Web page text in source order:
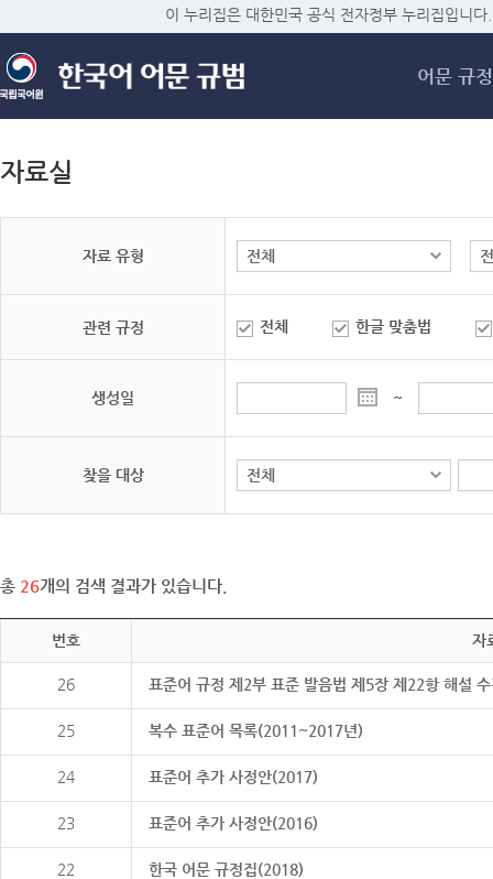
메
이 누리집은 대한민국 공식 전자정부 누리집입니다.
어문 규정
자료실
자료 유형
관련 규정 전체 한글 맞춤법
생성일 ~
찾을 대상
총 26개의 검색 결과가 있습니다.
번호 자
26 표준어 규정 제2부 표준 발음법 제5장 제22항 해설
25 복수 표준어 목록(2011~2017년)
24 표준어 추가 사정안(2017)
23 표준어 추가 사정안(2016)
22 한국 어문 규정집(2018)